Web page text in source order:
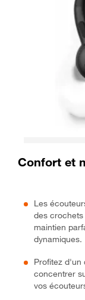
Confort et
Les
des crochets
maintien
dynamiques.
Profitez d'un
concentrer
vos